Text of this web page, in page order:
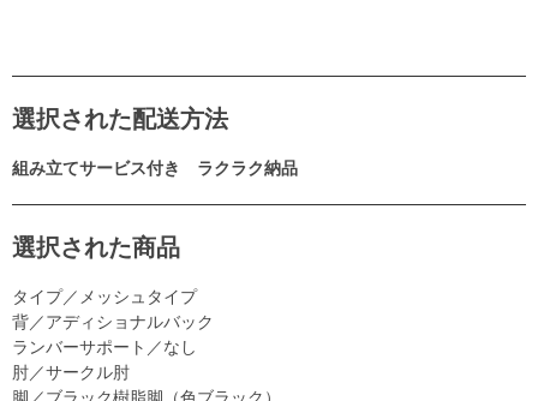
選択された配送方法
組み立てサービス付き ラクラク納品
選択された商品
タイプ／メッシュタイプ
背／アディショナルバック
ランバーサポート／なし
肘／サークル肘